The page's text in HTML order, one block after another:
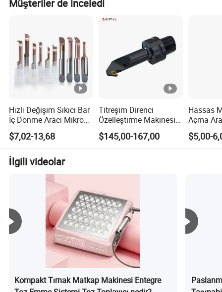
Müşteriler de inceledi
Hızlı Değişim Sıkıcı Bar
İç Dönme Aracı Mikro
Araç Sıkma Aracı
$7,02-13,68
Titreşim Direnci
Özelleştirme Makinesi
Psc İç Dönme Aracı
$145,00-167,00
Hassas
Açma
$5,00-
İlgili videolar
Kompakt Tırnak Matkap Makinesi Entegre